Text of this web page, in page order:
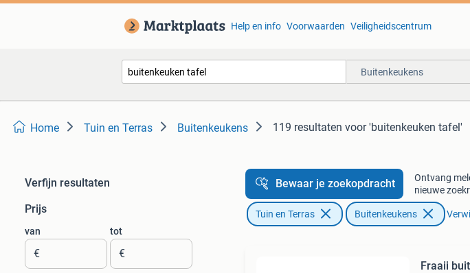
Help en info Voorwaarden Veiligheidscentrum
Buitenkeukens
Home Tuin en Terras Buitenkeukens 119 resultaten voor 'buitenkeuken tafel'
Verfijn resultaten
Prijs
van
€
tot
€
Bewaar je zoekopdracht
Ontvang
nieuwe
Tuin en Terras Buitenkeukens
Fraaii